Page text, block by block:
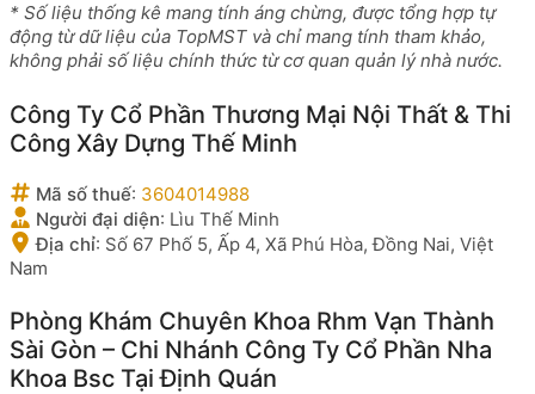
* Số liệu thống kê mang tính áng chừng, được tổng hợp tự
động từ dữ liệu của TopMST và chỉ mang tính tham khảo,
không phải số liệu chính thức từ cơ quan quản lý nhà nước.
Công Ty Cổ Phần Thương Mại Nội Thất & Thi
Công Xây Dựng Thế Minh
Mã số thuế: 3604014988
Người đại diện: Lìu Thế Minh
Địa chỉ: Số 67 Phố 5, Ấp 4, Xã Phú Hòa, Đồng Nai, Việt
Nam
Phòng Khám Chuyên Khoa Rhm Vạn Thành
Sài Gòn – Chi Nhánh Công Ty Cổ Phần Nha
Khoa Bsc Tại Định Quán